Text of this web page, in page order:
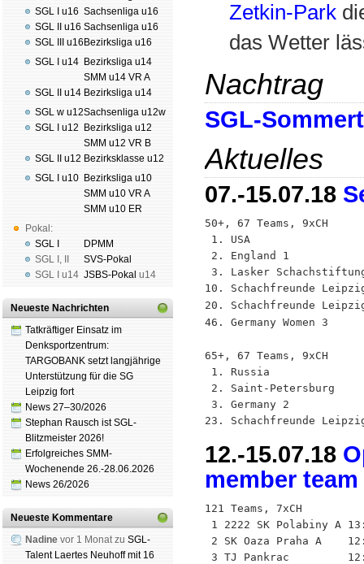
SGL I u16
SGL II u16
SGL III u16
SGL I u14
SGL II u14
SGL w u12
SGL I u12
SGL II u12
SGL I u10
Pokal:
SGL I
SGL I ,
SGL I
u14
Sachsenliga u16
Sachsenliga u16
Bezirksliga u16
Bezirksliga u14
SMM u14 VR A
Bezirksliga u14
Sachsenliga u12w
Bezirksliga u12
SMM u12 VR B
Bezirksklasse u12
Bezirksliga u10
SMM u10 VR A
SMM u10 ER
DPMM
SVS-Pokal
JSBS-Pokal u14
Neueste Nachrichten
Tatkräftiger Einsatz im
Denksportzentrum:
TARGOBANK setzt langjährige
Unterstützung für die SG
Leipzig fort
News 27–30/2026
Stephan Rausch ist SGL-
Blitzmeister 2026!
Erfolgreiches SMM-
Wochenende 26.-28.06.2026
News 26/2026
Neueste Kommentare
Nadine vor 1 Monat zu SGL-
Talent Laertes Neuhoff mit 16
Zetkin-Park
das Wetter
Nachtrag
SGL-
Aktuelles
07.-15.07.18
50+, 67 Teams, 9xCH
1. USA
2. England 1
3. Lasker
10. Schachfreunde
20. Schachfreunde
46. Germany Women 3
65+, 67 Teams, 9xCH
1. Russia
2. Saint-Petersburg
3. Germany 2
23. Schachfreunde
12.-15.07.18
member
121 Teams, 7xCH
1 2222 SK Polabiny A
2 SK Oaza Praha A